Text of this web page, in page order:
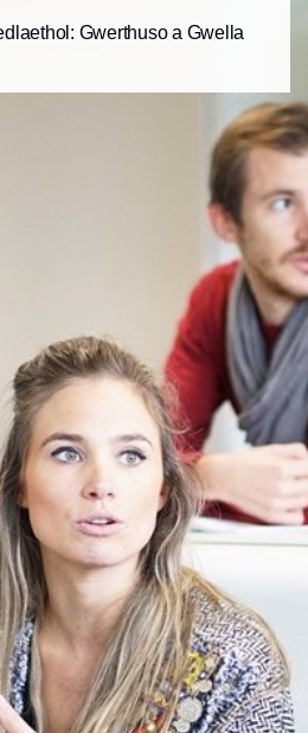
Gwerthuso a Gwella